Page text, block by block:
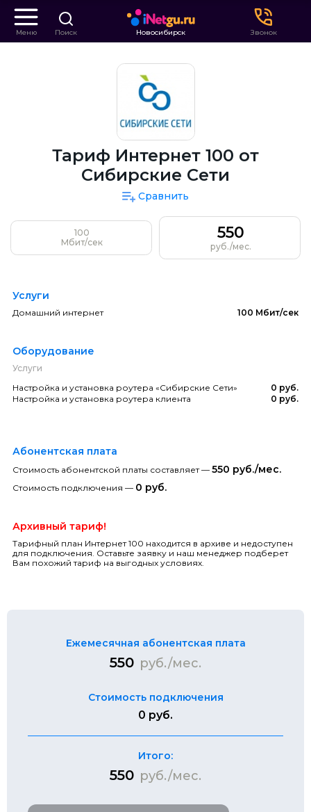
Меню Поиск Новосибирск Звонок
Тариф Интернет 100 от
Сибирские Сети
Сравнить
100
Мбит/сек
550
руб./мес.
Услуги
Домашний интернет 100 Мбит/сек
Оборудование
Услуги
Настройка и установка роутера «Сибирские Сети»
0 руб.
Настройка и установка роутера клиента
0 руб.
Абонентская плата
Стоимость абонентской платы составляет — 550 руб./мес.
Стоимость подключения — 0 руб.
Архивный тариф!
Тарифный план Интернет 100 находится в архиве и недоступен
для подключения. Оставьте заявку и наш менеджер подберет
Вам похожий тариф на выгодных условиях.
Ежемесячная абонентская плата
550 руб./мес.
Стоимость подключения
0 руб.
Итого:
550 руб./мес.